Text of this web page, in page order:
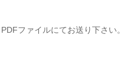
ファイルにてお送り下さい。